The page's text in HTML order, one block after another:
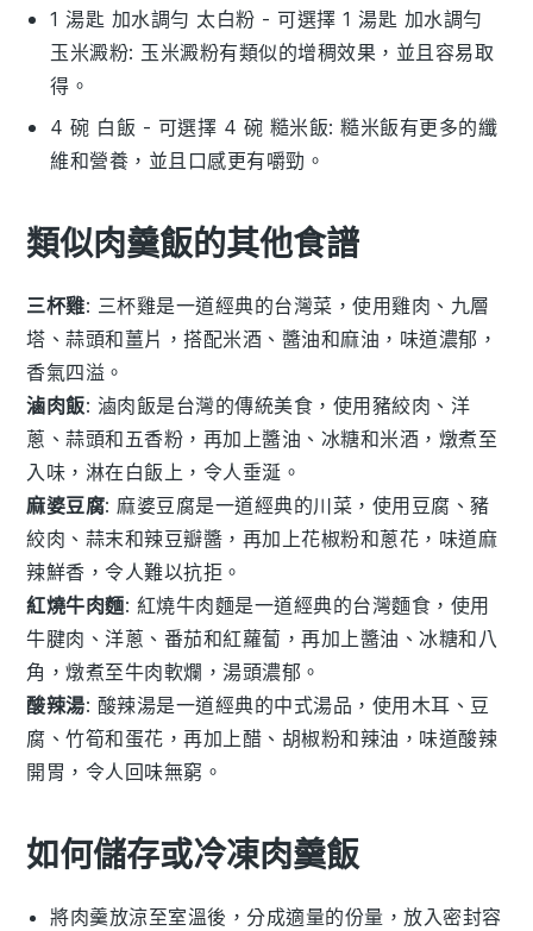
1 湯匙 加水調勻 太白粉 - 可選擇1 湯匙 加水調勻
玉米澱粉: 玉米澱粉有類似的增稠效果，並且容易取
得。
4 碗 白飯 - 可選擇 4 碗 糙米飯: 糙米飯有更多的纖
維和營養，並且口感更有嚼勁。
類似肉羹飯的其他食譜
三杯雞: 三杯雞是一道經典的台灣菜，使用雞肉 、 九層
塔 、蒜頭和薑片 ，搭配米酒 、 醬油和麻油 ，味道濃郁，
香氣四溢。
滷肉飯: 滷肉飯是台灣的傳統美食，使用 豬絞肉 、 洋
蔥 、蒜頭和五香粉 ，再加上醬油 、 冰糖和米酒 ，燉煮至
入味，淋在 白飯上，令人垂涎。
麻婆豆腐: 麻婆豆腐是一道經典的川菜，使用 豆腐 、豬
絞肉 、 蒜末和辣豆瓣醬 ，再加上花椒粉和蔥花 ，味道麻
辣鮮香，令人難以抗拒。
紅燒牛肉麵: 紅燒牛肉麵是一道經典的台灣麵食，使用
牛腱肉 、洋蔥 、 番茄和紅蘿蔔 ，再加上醬油 、冰糖和八
角 ，燉煮至牛肉軟爛，湯頭濃郁。
酸辣湯: 酸辣湯是一道經典的中式湯品，使用 木耳 、 豆
腐 、竹筍和蛋花 ，再加上醋 、 胡椒粉和辣油 ，味道酸辣
開胃，令人回味無窮。
如何儲存或冷凍肉羹飯
將肉羹放涼至室溫後，分成適量的份量，放入密封容